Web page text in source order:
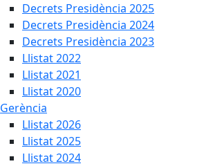
Decrets Presidència 2025
Decrets Presidència 2024
Decrets Presidència 2023
Llistat 2022
Llistat 2021
Llistat 2020
Gerència
Llistat 2026
Llistat 2025
Llistat 2024